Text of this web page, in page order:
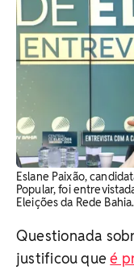
Eslane Paixão,
Popular, foi
Eleições da Rede
Questionada
justificou queé